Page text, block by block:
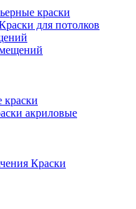
краски
для потолков
краски
акриловые
Краски